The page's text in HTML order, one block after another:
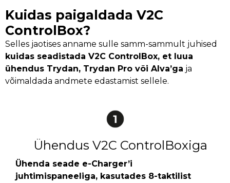
Kuidas paigaldada V2C
ControlBox?
Selles jaotises anname sulle samm-sammult juhised
kuidas seadistada V2C ControlBox, et luua
ühendus Trydan, Trydan Pro või Alva’ga ja
võimaldada andmete edastamist sellele.
Ühendus V2C ControlBoxiga
Ühenda seade e-Charger’i
juhtimispaneeliga, kasutades 8-taktilist